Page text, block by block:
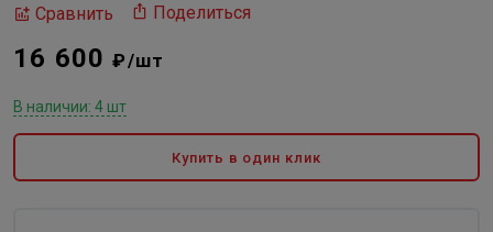
Сравнить Поделиться
16 600₽/шт
В наличии: 4 шт
Купить в один клик